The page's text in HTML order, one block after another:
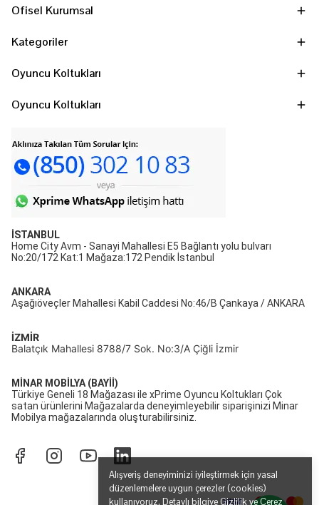
Alışveriş deneyiminizi iyileştirmek için yasal
düzenlemelere uygun çerezler (cookies)
kullanıyoruz. Detaylı bilgiye Gizlilik ve Çerez
Ofisel Kurumsal
Kategoriler
Oyuncu Koltukları
Oyuncu Koltukları
İSTANBUL
Home City Avm - Sanayi Mahallesi E5 Bağlantı yolu bulvarı
No:20/172 Kat:1 Mağaza:172 Pendik İstanbul
ANKARA
Aşağıöveçler Mahallesi Kabil Caddesi No:46/B Çankaya / ANKARA
İZMİR
Balatçık Mahallesi 8788/7 Sok. No:3/A Çiğli İzmir
MİNAR MOBİLYA (BAYİİ)
Türkiye Geneli 18 Mağazası ile xPrime Oyuncu Koltukları Çok
satan ürünlerini Mağazalarda deneyimleyebilir siparişinizi Minar
Mobilya mağazalarında oluşturabilirsiniz.